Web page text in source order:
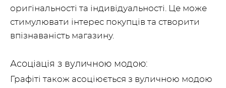
оригінальності та індивідуальності. Це може
стимулювати інтерес покупців та створити
впізнаваність магазину.
Асоціація з вуличною модою:
Графіті також асоціюється з вуличною модою